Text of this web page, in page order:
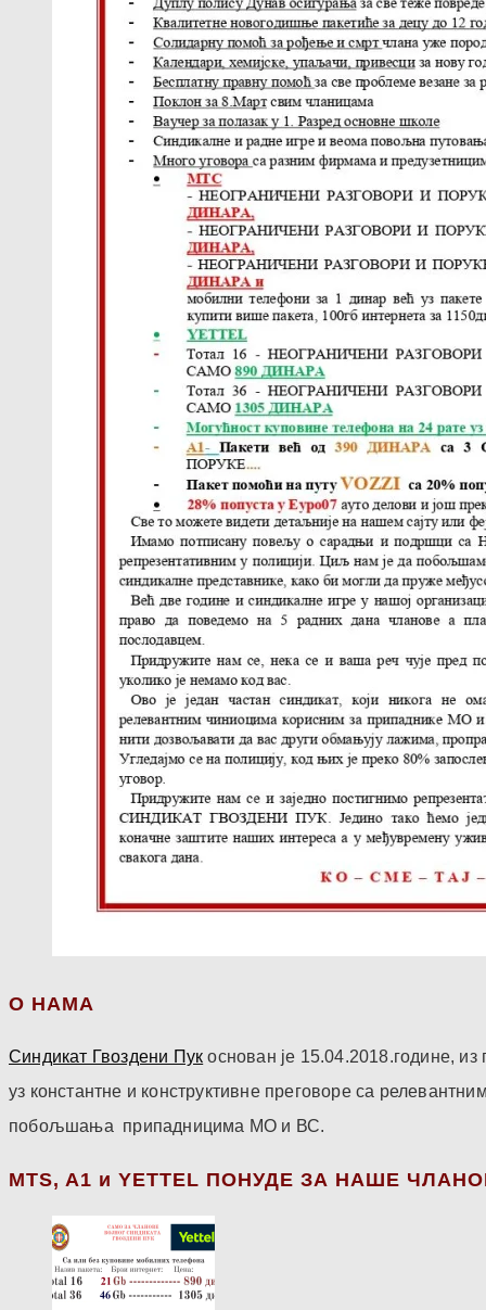
О НАМА
Синдикат Гвоздени Пук основан је 15.04.2018.године,
уз константне и конструктивне преговоре са
побољшања припадницима МО и ВС.
МТS, A1 и YETTEL ПОНУДЕ ЗА НАШЕ